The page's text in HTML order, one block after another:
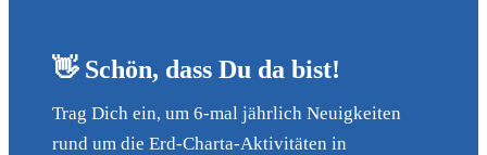
👋 Schön, dass Du da bist!
Trag Dich ein, um 6-mal jährlich Neuigkeiten
rund um die Erd-Charta-Aktivitäten in